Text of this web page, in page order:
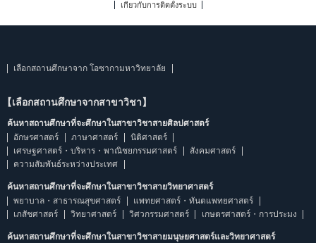
เกี่ยวกับการติดตั้งระบบ
เลือกสถานศึกษาจาก โอซากามหาวิทยาลัย
【เลือกสถานศึกษาจากสาขาวิชา】
ค้นหาสถานศึกษาที่จะศึกษาในสาขาวิชาสายศิลปศาสตร์
อักษรศาสตร์
ภาษาศาสตร์
นิติศาสตร์
เศรษฐศาสตร์・บริหาร・พาณิชยกรรมศาสตร์
สังคมศาสตร์
ความสัมพันธ์ระหว่างประเทศ
ค้นหาสถานศึกษาที่จะศึกษาในสาขาวิชาสายวิทยาศาสตร์
พยาบาล・สาธารณสุขศาสตร์
แพทยศาสตร์・ทันตแพทยศาสตร์
เภสัชศาสตร์
วิทยาศาสตร์ วิศวกรรมศาสตร์ เกษตรศาสตร์・การประมง
ค้นหาสถานศึกษาที่จะศึกษาในสาขาวิชาสายมนุษยศาสตร์และวิทยาศาสตร์